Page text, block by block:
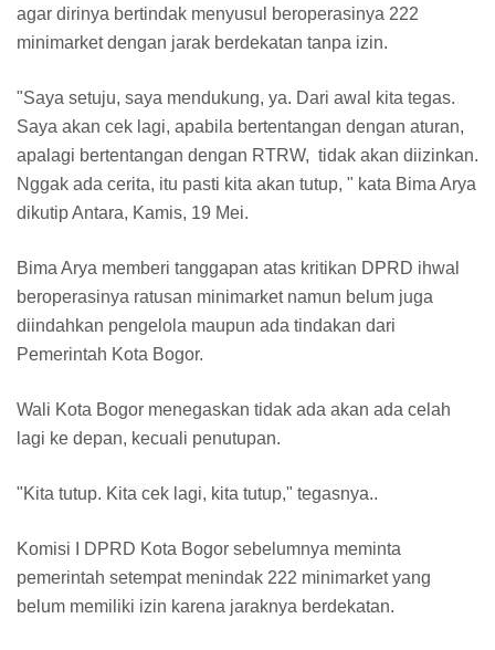
agar dirinya bertindak menyusul beroperasinya 222
minimarket dengan jarak berdekatan tanpa izin.
"Saya setuju, saya mendukung, ya. Dari awal kita tegas.
Saya akan cek lagi, apabila bertentangan dengan aturan,
apalagi bertentangan dengan RTRW, tidak akan diizinkan.
Nggak ada cerita, itu pasti kita akan tutup, " kata Bima Arya
dikutip Antara, Kamis, 19 Mei.
Bima Arya memberi tanggapan atas kritikan DPRD ihwal
beroperasinya ratusan minimarket namun belum juga
diindahkan pengelola maupun ada tindakan dari
Pemerintah Kota Bogor.
Wali Kota Bogor menegaskan tidak ada akan ada celah
lagi ke depan, kecuali penutupan.
"Kita tutup. Kita cek lagi, kita tutup," tegasnya..
Komisi I DPRD Kota Bogor sebelumnya meminta
pemerintah setempat menindak 222 minimarket yang
belum memiliki izin karena jaraknya berdekatan.